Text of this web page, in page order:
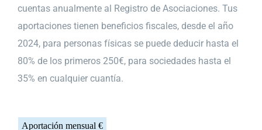
cuentas anualmente al Registro de Asociaciones. Tus
aportaciones tienen beneficios fiscales, desde el año
2024, para personas físicas se puede deducir hasta el
80% de los primeros 250€, para sociedades hasta el
35% en cualquier cuantía.